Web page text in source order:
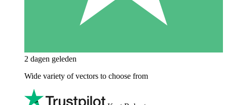
2 dagen geleden
Wide variety of vectors to choose from